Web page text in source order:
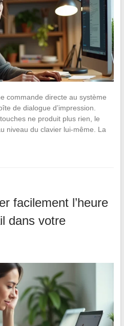
commande directe au système
de dialogue d’impression.
ne produit plus rien, le
niveau du clavier lui-même. La
facilement l’heure
dans votre